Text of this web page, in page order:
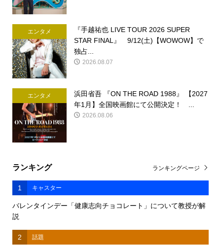
エンタメ
『手越祐也 LIVE TOUR 2026 SUPER
STAR FINAL』 9/12(土)【WOWOW】で
独占...
2026.08.07
エンタメ
浜田省吾 『ON THE ROAD 1988』 【2027
年1月】全国映画館にて公開決定！ ...
2026.08.06
ランキング
1 キャスター
バレンタインデー「健康志向チョコレート」について教授が解
説
2 話題
ランキングページ